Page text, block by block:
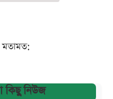
মতামত:
কিছু নিউজ